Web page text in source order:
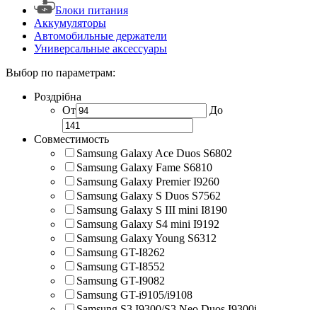
Блоки питания
Аккумуляторы
Автомобильные держатели
Универсальные аксессуары
Выбор по параметрам:
Роздрібна
От
До
Совместимость
Samsung Galaxy Ace Duos S6802
Samsung Galaxy Fame S6810
Samsung Galaxy Premier I9260
Samsung Galaxy S Duos S7562
Samsung Galaxy S III mini I8190
Samsung Galaxy S4 mini I9192
Samsung Galaxy Young S6312
Samsung GT-I8262
Samsung GT-I8552
Samsung GT-I9082
Samsung GT-i9105/i9108